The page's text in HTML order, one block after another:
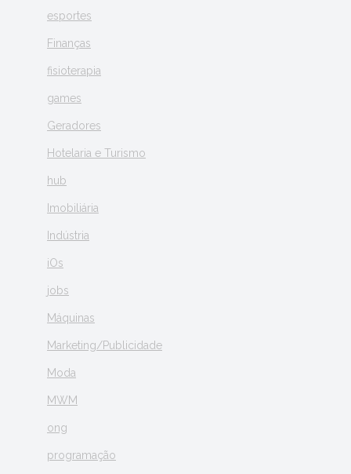
esportes
Finanças
fisioterapia
games
Geradores
Hotelaria e Turismo
hub
Imobiliária
Indústria
iOs
jobs
Máquinas
Marketing/Publicidade
Moda
MWM
ong
programação